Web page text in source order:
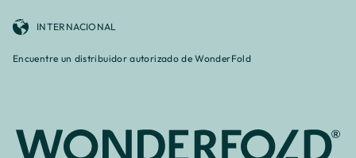
INTERNACIONAL
Encuentre un distribuidor autorizado de WonderFold